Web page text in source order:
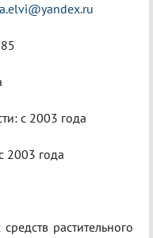
c 2003 года
2003 года
растительного